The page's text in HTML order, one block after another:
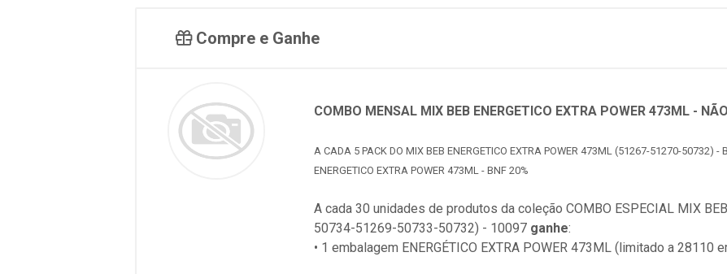
Compre e Ganhe
COMBO MENSAL MIX BEB ENERGETICO EXTRA POWER 473ML -
A CADA 5 PACK DO MIX BEB ENERGETICO EXTRA POWER 473ML (51267-51270-50732) -
ENERGETICO EXTRA POWER 473ML - BNF 20%
A cada 30 unidades de produtos da coleçãoCOMBO ESPECIAL MIX
50734-51269-50733-50732) - 10097 ganhe:
• 1 embalagem ENERGÉTICO EXTRA POWER 473ML (limitado a 28110